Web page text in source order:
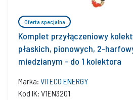
Oferta specjalna
Komplet przyłączeniowy
płaskich, pionowych, 2-
miedzianym - do 1 kolektora
Marka: VITECO ENERGY
Kod IK: V1EN3201